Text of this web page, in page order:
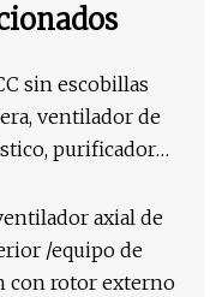
sin escobillas
ventilador de
purificador
de poco ruido
axial de
/equipo de
con rotor externo